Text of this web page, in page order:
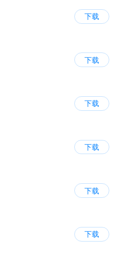
下载
下载
下载
下载
下载
下载